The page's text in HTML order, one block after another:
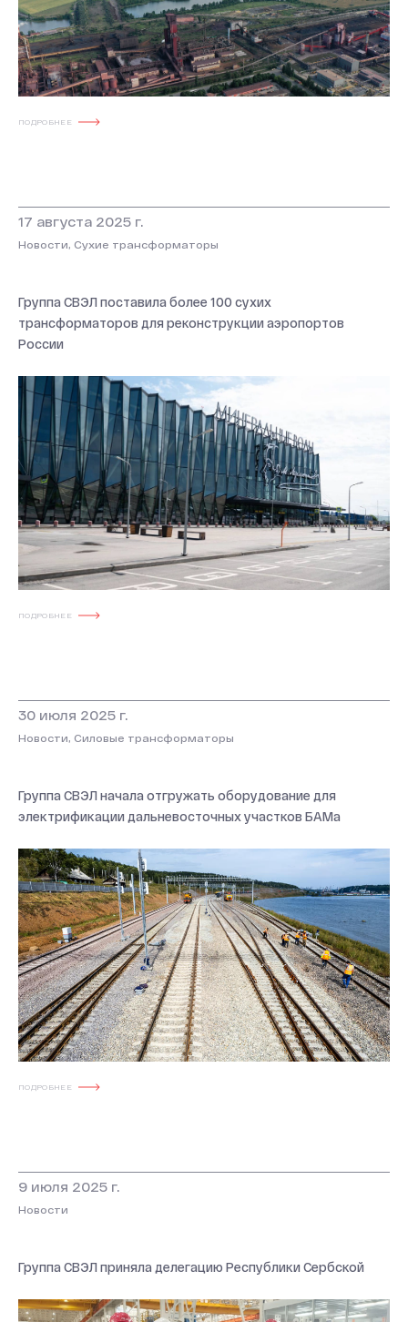
ПОДРОБНЕЕ
ПОДРОБНЕЕ
17 августа 2025 г.
Новости, Сухие трансформаторы
Группа СВЭЛ поставила более 100 сухих
трансформаторов для реконструкции аэропортов
России
ПОДРОБНЕЕ
30 июля 2025 г.
Новости, Силовые трансформаторы
Группа СВЭЛ начала отгружать оборудование для
электрификации дальневосточных участков БАМа
9 июля 2025 г.
Новости
Группа СВЭЛ приняла делегацию Республики Сербской